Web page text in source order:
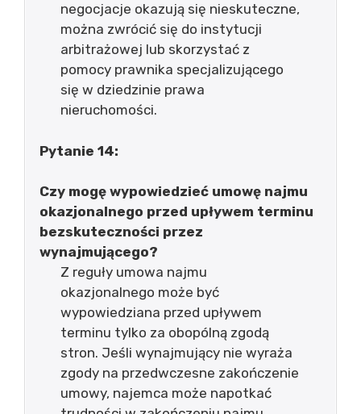
negocjacje okazują się nieskuteczne,
można zwrócić się do instytucji
arbitrażowej lub skorzystać z
pomocy prawnika specjalizującego
się w dziedzinie prawa
nieruchomości.
Pytanie 14:
Czy mogę wypowiedzieć umowę najmu
okazjonalnego przed upływem terminu
bezskuteczności przez
wynajmującego?
Z reguły umowa najmu
okazjonalnego może być
wypowiedziana przed upływem
terminu tylko za obopólną zgodą
stron. Jeśli wynajmujący nie wyraża
zgody na przedwczesne zakończenie
umowy, najemca może napotkać